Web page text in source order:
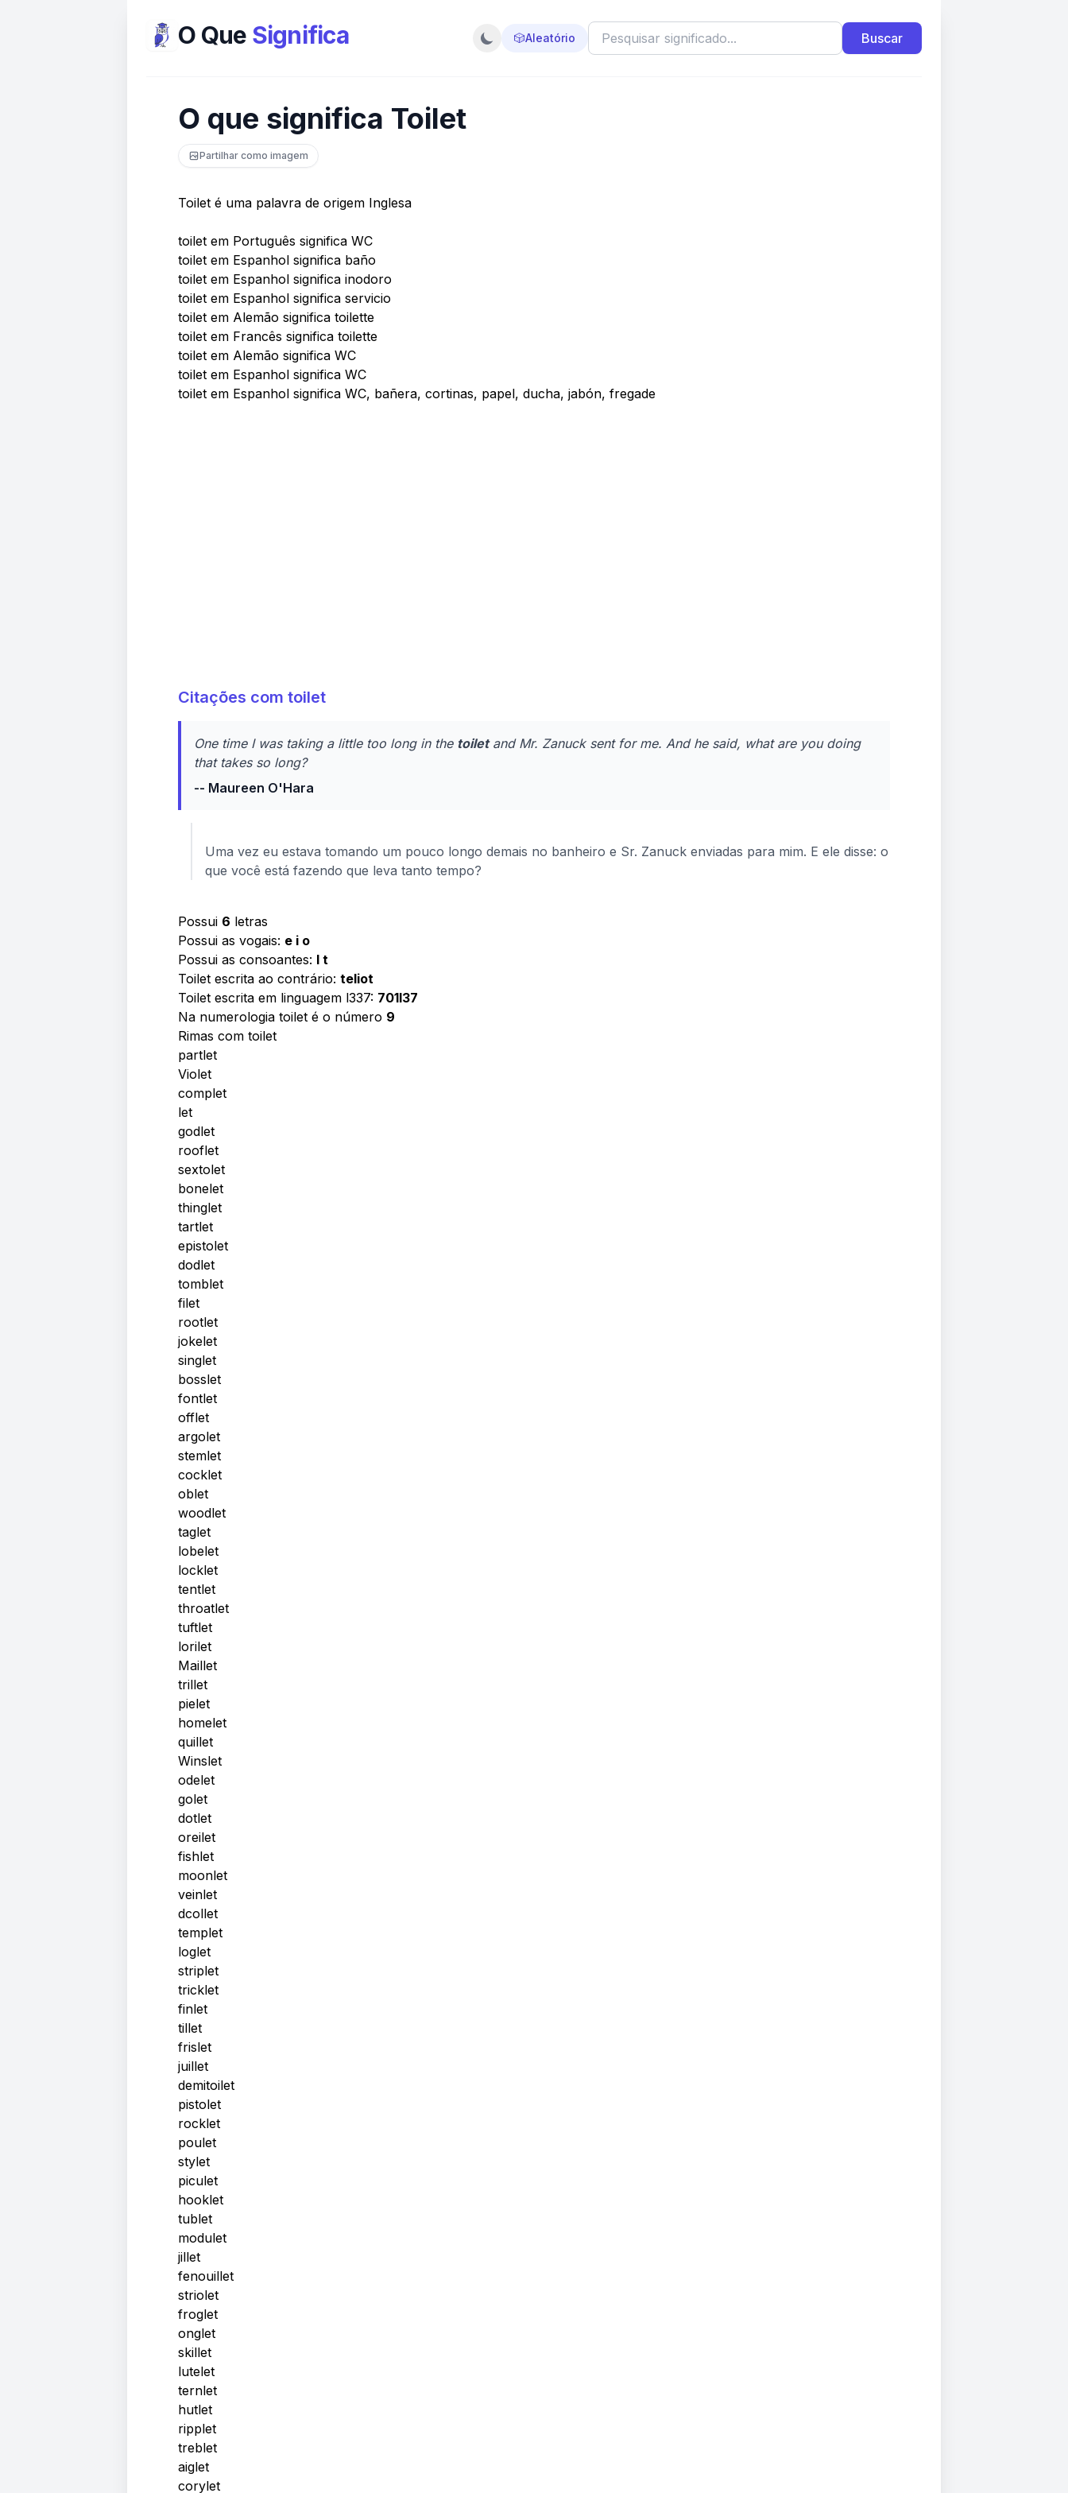
O Que Significa 🎲Aleatório Buscar
O que significa Toilet
Partilhar como imagem
Toilet é uma palavra de origem Inglesa
toilet em Português significa WC
toilet em Espanhol significa baño
toilet em Espanhol significa inodoro
toilet em Espanhol significa servicio
toilet em Alemão significa toilette
toilet em Francês significa toilette
toilet em Alemão significa WC
toilet em Espanhol significa WC
toilet em Espanhol significa WC, bañera, cortinas, papel, ducha, jabón, fregade
Citações com toilet
One time I was taking a little too long in the toiletand Mr. Zanuck sent for me. And he said, what are you doing
that takes so long?
-- Maureen O'Hara
Uma vez eu estava tomando um pouco longo demais no banheiro e Sr. Zanuck enviadas para mim. E ele disse: o
que você está fazendo que leva tanto tempo?
Possui 6 letras
Possui as vogais: e i o
Possui as consoantes: l t
Toilet escrita ao contrário: teliot
Toilet escrita em linguagem l337: 701l37
Na numerologia toilet é o número 9
Rimas com toilet
partlet
Violet
complet
let
godlet
rooflet
sextolet
bonelet
thinglet
tartlet
epistolet
dodlet
tomblet
filet
rootlet
jokelet
singlet
bosslet
fontlet
offlet
argolet
stemlet
cocklet
oblet
woodlet
taglet
lobelet
locklet
tentlet
throatlet
tuftlet
lorilet
Maillet
trillet
pielet
homelet
quillet
Winslet
odelet
golet
dotlet
oreilet
fishlet
moonlet
veinlet
dcollet
templet
loglet
striplet
tricklet
finlet
tillet
frislet
juillet
demitoilet
pistolet
rocklet
poulet
stylet
piculet
hooklet
tublet
modulet
jillet
fenouillet
striolet
froglet
onglet
skillet
lutelet
ternlet
hutlet
ripplet
treblet
aiglet
corylet